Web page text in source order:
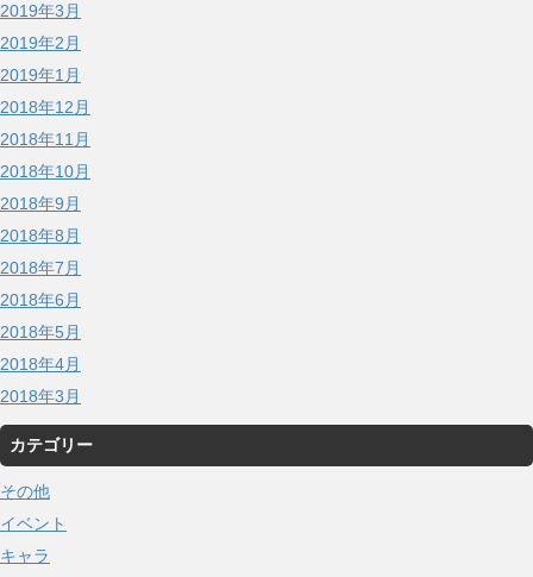
2019年3月
2019年2月
2019年1月
2018年12月
2018年11月
2018年10月
2018年9月
2018年8月
2018年7月
2018年6月
2018年5月
2018年4月
2018年3月
カテゴリー
その他
イベント
キャラ